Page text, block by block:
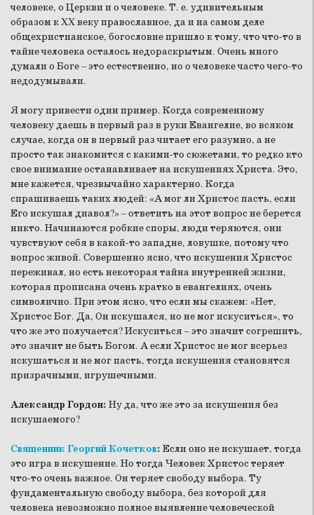
человеке, о Церкви и о человеке. Т. е. удивительным
образом к XX веку православное, да и на самом деле
общехристианское, богословие пришло к тому, что что-то в
тайне человека осталось недораскрытым. Очень много
думали о Боге – это естественно, но о человеке часто чего-то
недодумывали.
Я могу привести один пример. Когда современному
человеку даешь в первый раз в руки Евангелие, во всяком
случае, когда он в первый раз читает его разумно, а не
просто так знакомится с какими-то сюжетами, то редко кто
свое внимание останавливает на искушениях Христа. Это,
мне кажется, чрезвычайно характерно. Когда
спрашиваешь таких людей: «А мог ли Христос пасть, если
Его искушал диавол?» – ответить на этот вопрос не берется
никто. Начинаются робкие споры, люди теряются, они
чувствуют себя в какой-то западне, ловушке, потому что
вопрос живой. Совершенно ясно, что искушения Христос
переживал, но есть некоторая тайна внутренней жизни,
которая прописана очень кратко в евангелиях, очень
символично. При этом ясно, что если мы скажем: «Нет,
Христос Бог. Да, Он искушался, но не мог искуситься», то
что же это получается? Искуситься – это значит согрешить,
это значит не быть Богом. А если Христос не мог всерьез
искушаться и не мог пасть, тогда искушения становятся
призрачными, игрушечными.
Александр Гордон: Ну да, что же это за искушения без
искушаемого?
Священник Георгий Кочетков: Если оно не искушает, тогда
это игра в искушение. Но тогда Человек Христос теряет
что-то очень важное. Он теряет свободу выбора. Ту
фундаментальную свободу выбора, без которой для
человека невозможно полное выявление человеческой